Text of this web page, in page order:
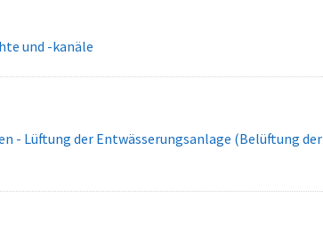
und -kanäle
- Lüftung der Entwässerungsanlage (Belüftung der